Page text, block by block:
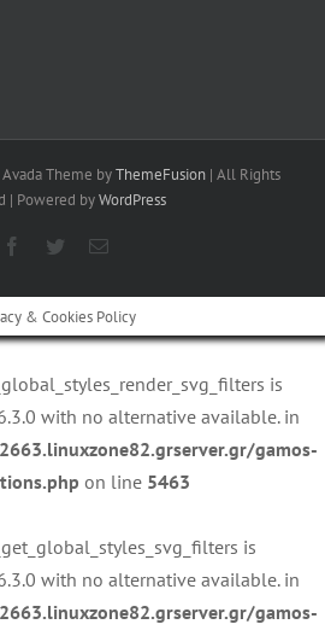
Theme byThemeFusion| All Rights
| Powered byWordPress
Facebook
TwitterEmail
& Cookies Policy
is
with no alternative available. in
gamos-
on line 5463
is
with no alternative available. in
gamos-